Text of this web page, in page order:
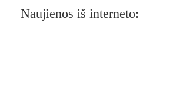
Naujienos iš interneto: